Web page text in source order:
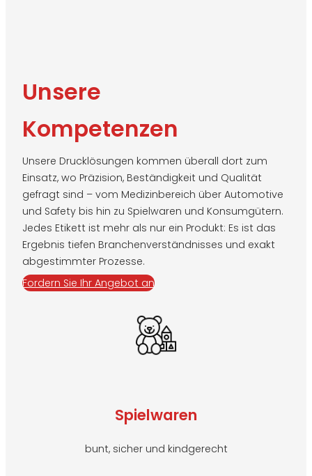
Unsere
Kompetenzen
Unsere Drucklösungen kommen überall dort zum
Einsatz, wo Präzision, Beständigkeit und Qualität
gefragt sind – vom Medizinbereich über Automotive
und Safety bis hin zu Spielwaren und Konsumgütern.
Jedes Etikett ist mehr als nur ein Produkt: Es ist das
Ergebnis tiefen Branchenverständnisses und exakt
abgestimmter Prozesse.
Fordern Sie Ihr Angebot an
Spielwaren
bunt, sicher und kindgerecht